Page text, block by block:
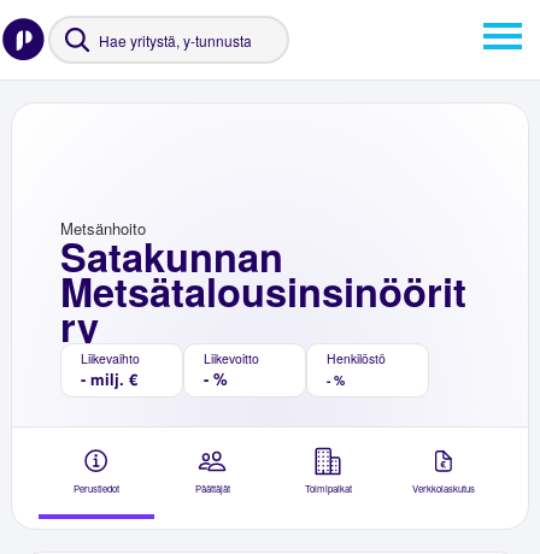
Satakunnan
Metsätalousinsinöörit
ry
Metsänhoito
Liikevaihto
- milj. €
Liikevoitto
- %
Henkilöstö
- %
Perustiedot Päättäjät Toimipaikat Verkkolaskutus